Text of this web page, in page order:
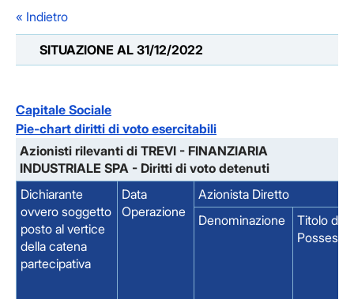
« Indietro
SITUAZIONE AL 31/12/2022
Capitale Sociale
Pie-chart diritti di voto esercitabili
Azionisti rilevanti di TREVI - FINANZIARIA
INDUSTRIALE SPA - Diritti di voto detenuti
Dichiarante
ovvero soggetto
posto al vertice
della catena
partecipativa
Data
Operazione
Azionista Diretto
Denominazione
Titolo di
Possesso